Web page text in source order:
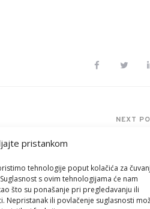
pristankom
tehnologije poput kolačića za
s ovim tehnologijama će nam
što su ponašanje pri pregledavanju ili
Nepristanak ili povlačenje suglasnosti
NEXT